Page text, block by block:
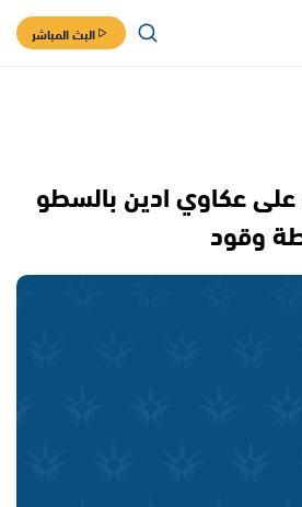
البث المباشر
على عكاوي ادين بالسطو
وقود